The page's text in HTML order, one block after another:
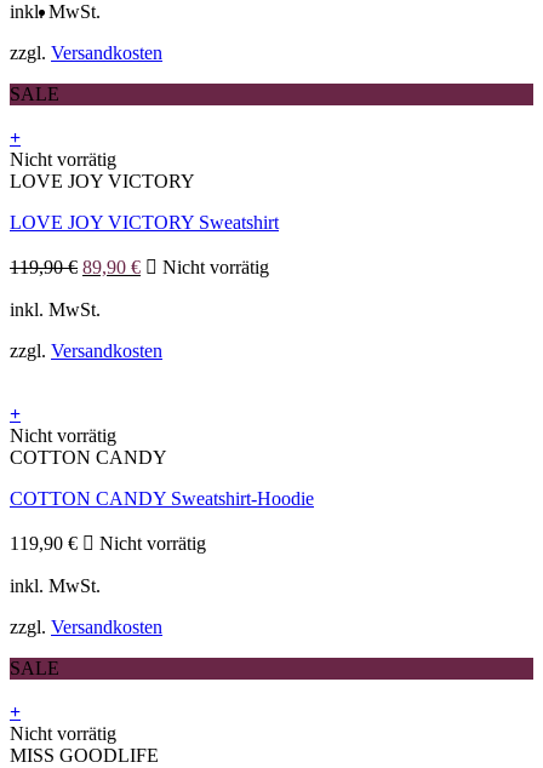
inkl. MwSt.
zzgl. Versandkosten
SALE
+
Dieses
Produkt
mehrere
auf.
Optionen
auf
gewählt
werden
Nicht vorrätig
LOVE JOY VICTORY
LOVE JOY VICTORY Sweatshirt
119,90€ Ursprünglicher
war:
89,90 €Aktueller
Nicht vorrätig
inkl. MwSt.
zzgl. Versandkosten
+
Dieses
Produkt
mehrere
auf.
Optionen
auf
Produktseite
werden
Nicht vorrätig
COTTON CANDY
COTTON CANDY Sweatshirt-Hoodie
119,90 € Nicht vorrätig
inkl. MwSt.
zzgl. Versandkosten
SALE
+
Dieses
Produkt
Nicht vorrätig
MISS GOODLIFE